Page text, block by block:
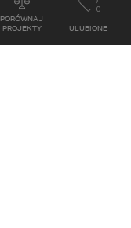
PORÓWNAJ
PROJEKTY
ULUBIONE
0